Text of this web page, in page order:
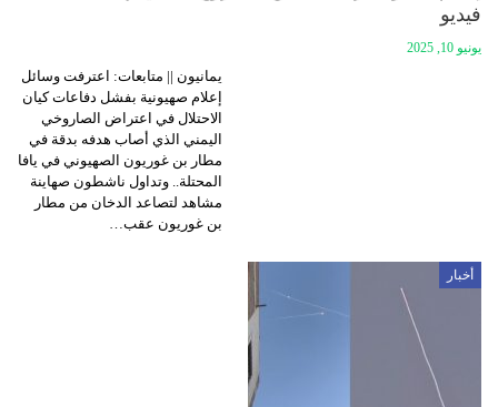
فيديو
يونيو 10, 2025
يمانيون || متابعات: اعترفت وسائل
إعلام صهيونية بفشل دفاعات كيان
الاحتلال في اعتراض الصاروخي
اليمني الذي أصاب هدفه بدقة في
مطار بن غوريون الصهيوني في يافا
المحتلة.. وتداول ناشطون صهاينة
مشاهد لتصاعد الدخان من مطار
بن غوريون عقب…
أخبار